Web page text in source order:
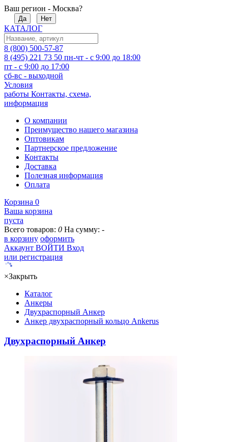
Ваш регион - Москва?
Да Нет
КАТАЛОГ
8 (800) 500-57-87
8 (495) 221 73 50 пн-чт - с 9:00 до 18:00
пт - с 9:00 до 17:00
сб-вс - выходной
Условия
работы Контакты, схема,
информация
О компании
Преимущество нашего магазина
Оптовикам
Партнерское предложение
Контакты
Доставка
Полезная информация
Оплата
Корзина 0
Ваша корзина
пуста
Всего товаров: 0 На сумму: -
в корзину оформить
Аккаунт ВОЙТИ Вход
или регистрация
×Закрыть
Каталог
Анкеры
Двухраспорный Анкер
Анкер двухраспорный кольцо Ankerus
Двухраспорный Анкер